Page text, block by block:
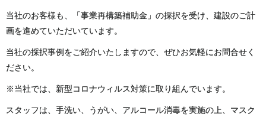
当社のお客様も、「事業再構築補助金」の採択を受け、建設のご計
画を進めていただいています。
当社の採択事例をご紹介いたしますので、ぜひお気軽にお問合せく
ださい。
※当社では、新型コロナウィルス対策に取り組んでいます。
スタッフは、手洗い、うがい、アルコール消毒を実施の上、マスク